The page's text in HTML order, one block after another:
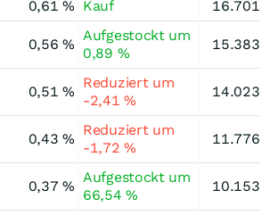
0,61 % Kauf
0,56 %
Aufgestockt um
0,89 %
0,51 %
Reduziert um
-2,41 %
0,43 %
Reduziert um
-1,72 %
0,37 %
Aufgestockt um
66,54 %